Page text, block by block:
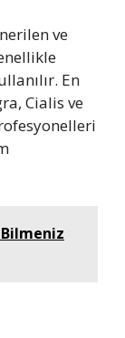
ve
En
Cialis ve